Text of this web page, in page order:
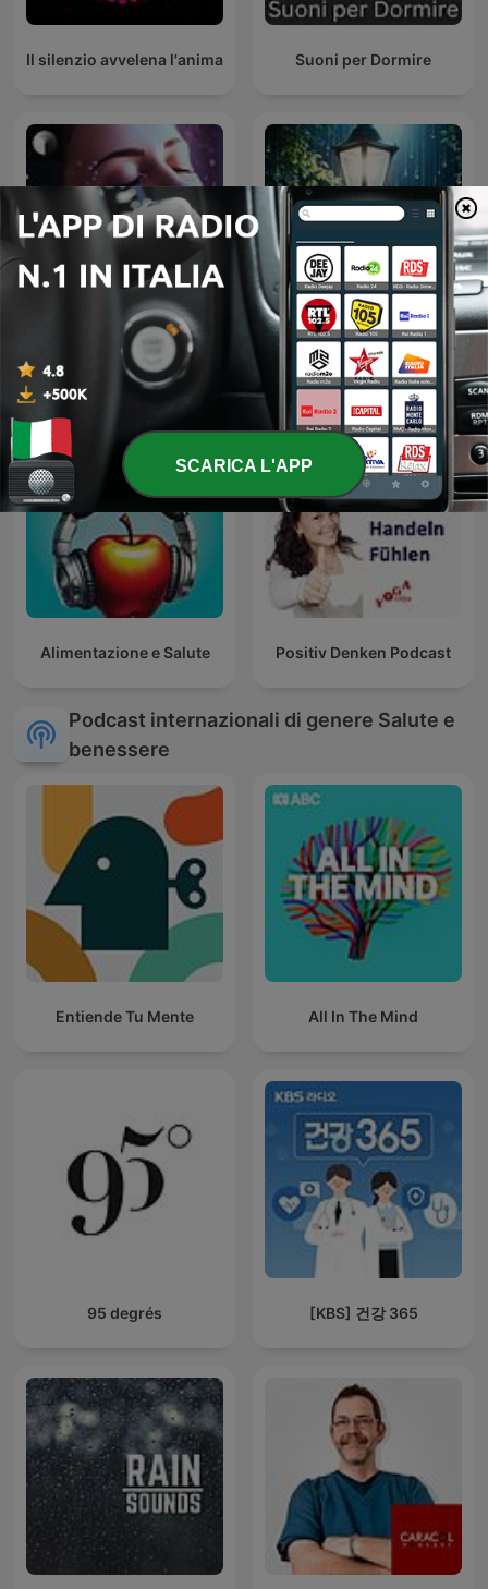
Il silenzio avvelena l'anima Suoni per Dormire
Sleep Podcast by Slow |
Relaxing Sleep Sounds &
Sleep Stories | Nature
Sound For Sleep | ASMR
Sleepy Rain – Relaxing
Rain for Sleep & Babies
Alimentazione e Salute Positiv Denken Podcast
Podcast internazionali di genere Salute e
benessere
Entiende Tu Mente All In The Mind
95 degrés [KBS] 건강 365
SCARICA L'APP